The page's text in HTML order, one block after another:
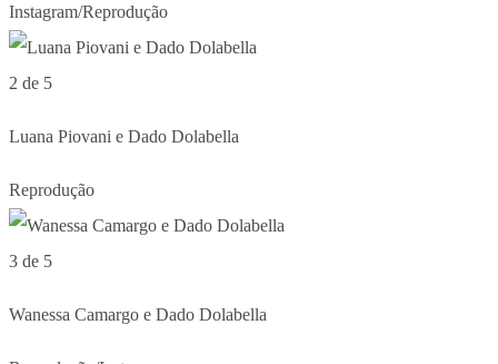
Instagram/Reprodução
2 de 5
Luana Piovani e Dado Dolabella
Reprodução
3 de 5
Wanessa Camargo e Dado Dolabella